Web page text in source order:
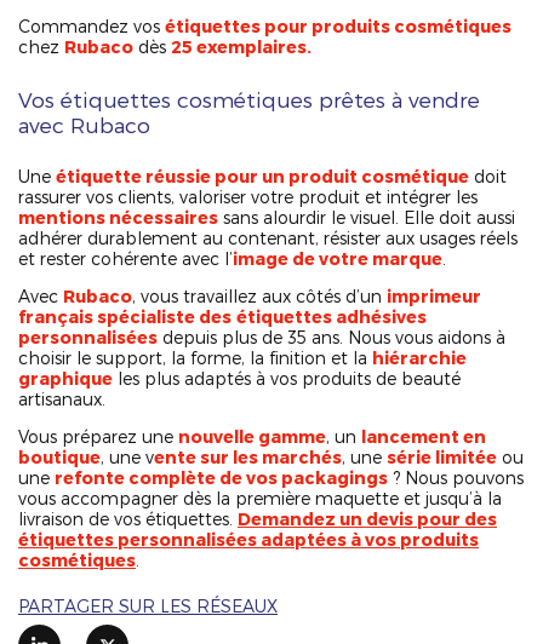
Commandez vos étiquettes pour produits cosmétiques
chez Rubaco dès 25 exemplaires.
Vos étiquettes cosmétiques prêtes à vendre
avec Rubaco
Une étiquette réussie pour un produit cosmétique doit
rassurer vos clients, valoriser votre produit et intégrer les
mentions nécessaires sans alourdir le visuel. Elle doit aussi
adhérer durablement au contenant, résister aux usages réels
et rester cohérente avec l’image de votre marque
Avec Rubaco, vous travaillez aux côtés d’un imprimeur
français spécialiste des étiquettes adhésives
personnalisées depuis plus de 35 ans. Nous vous aidons à
choisir le support, la forme, la finition et la hiérarchie
graphique les plus adaptés à vos produits de beauté
artisanaux.
Vous préparez une nouvelle gamme, un lancement en
boutique, une vente sur les marchés, une série limitée ou
une refonte complète de vos packagings ? Nous pouvons
vous accompagner dès la première maquette et jusqu’à la
livraison de vos étiquettes. Demandez un devis pour des
étiquettes personnalisées adaptées à vos produits
cosmétiques
PARTAGER SUR LES RÉSEAUX